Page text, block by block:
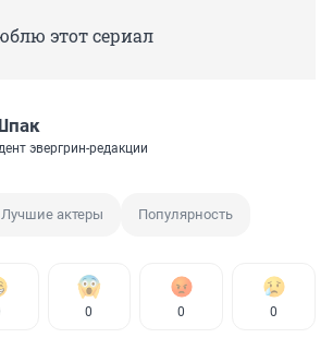
этот сериал
эвергрин-редакции
Лучшие актеры Популярность
0 0 0